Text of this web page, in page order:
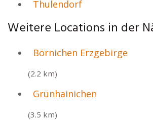
Thulendorf
Weitere Locations in der
Börnichen Erzgebirge
(2.2 km)
Grünhainichen
(3.5 km)